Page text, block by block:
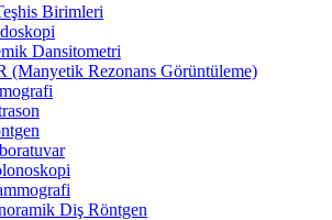
Birimleri
Dansitometri
(Manyetik Rezonans Görüntüleme)
Diş Röntgen